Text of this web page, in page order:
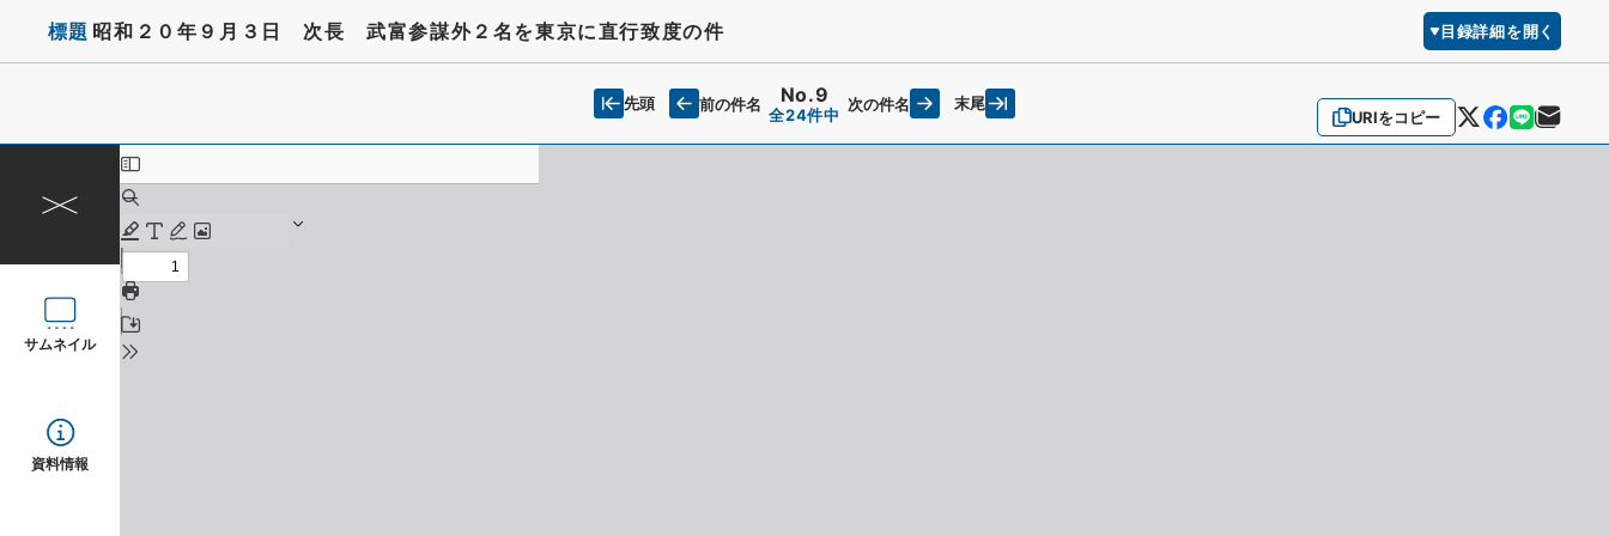
標題 昭和２０年９月３日 次長 武富参謀外２名を東京に直行致度の件 目録詳細を開く
URIをコピー
先頭 前の件名 No.9
全24件中
次の件名 末尾
サムネイル
資料情報